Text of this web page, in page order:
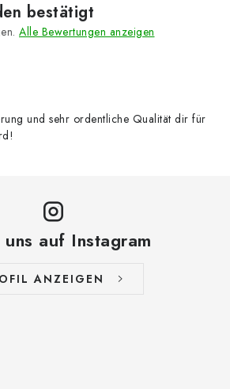
bestätigt
Alle Bewertungen anzeigen
und sehr ordentliche Qualität dir für
uns auf Instagram
ANZEIGEN